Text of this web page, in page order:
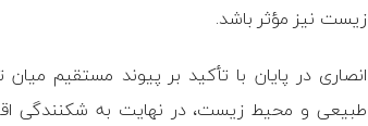
زیست نیز مؤثر باشد.
انصاری در پایان با تأکید بر پیوند مستقیم
طبیعی و محیط زیست، در نهایت به شکنندگی